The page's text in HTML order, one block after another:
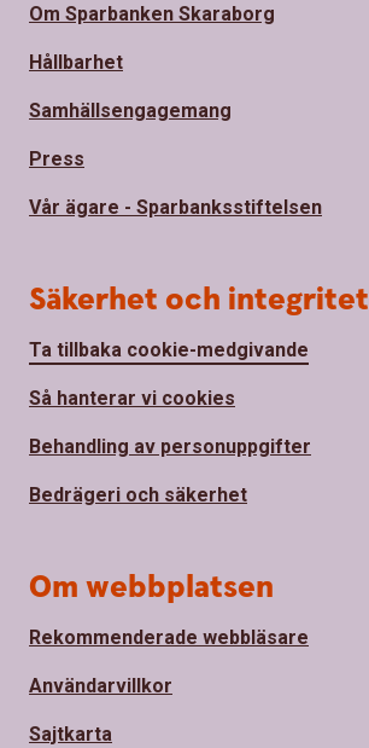
Om Sparbanken Skaraborg
Hållbarhet
Samhällsengagemang
Press
Vår ägare - Sparbanksstiftelsen
Säkerhet och integritet
Ta tillbaka cookie-medgivande
Så hanterar vi cookies
Behandling av personuppgifter
Bedrägeri och säkerhet
Om webbplatsen
Rekommenderade webbläsare
Användarvillkor
Sajtkarta